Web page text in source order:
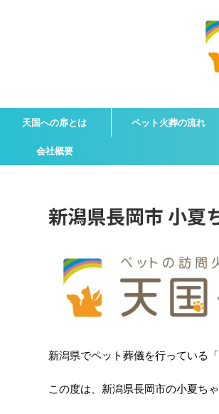
天国への扉とは ペット火葬の流れ
会社概要
新潟県長岡市 小
新潟県でペット葬儀を行っている
この度は、新潟県長岡市の小夏ち